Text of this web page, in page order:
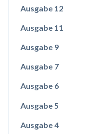
Ausgabe 12
Ausgabe 11
Ausgabe 9
Ausgabe 7
Ausgabe 6
Ausgabe 5
Ausgabe 4